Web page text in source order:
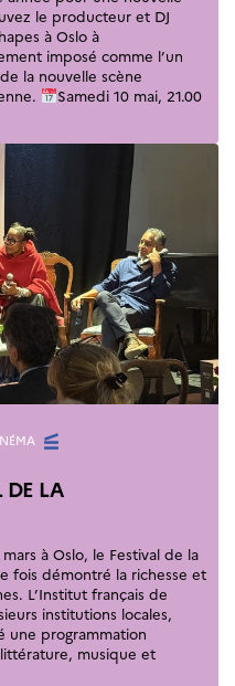
le producteur et DJ
à Oslo à
imposé comme l’un
la nouvelle scène
Samedi 10 mai, 21.00
DE LA
à Oslo, le Festival de la
fois démontré la richesse et
L’Institut français de
institutions locales,
une programmation
musique et